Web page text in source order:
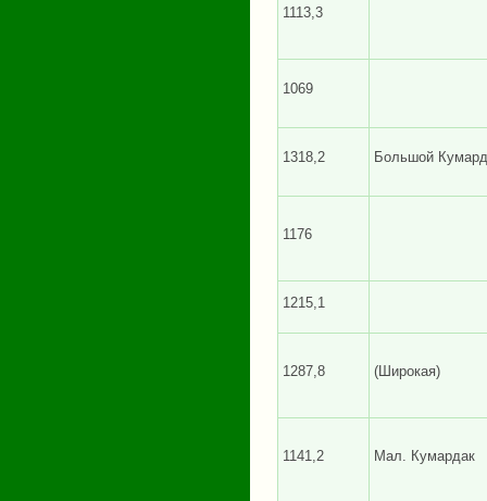
1113,3
1069
1318,2 Большой
1176
1215,1
1287,8 (Широкая)
1141,2 Мал. Кумардак